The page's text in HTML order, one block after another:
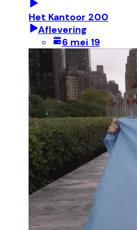
Het Kantoor 200
Aflevering
6 mei 19